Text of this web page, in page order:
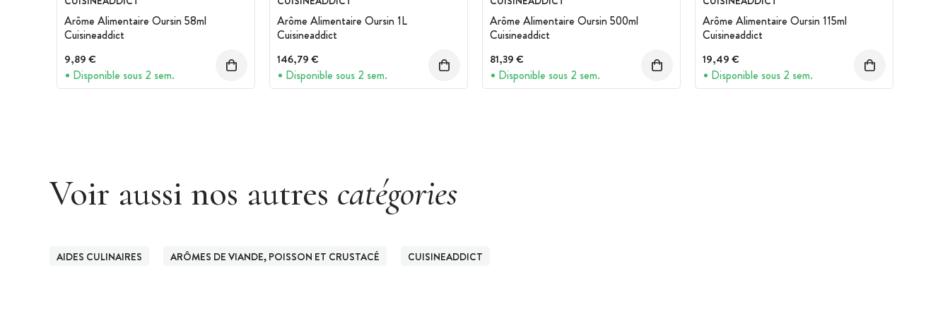
Arôme Alimentaire Oursin 58ml
Cuisineaddict
9,89 €
Disponible sous 2 sem.
Arôme Alimentaire Oursin 1L
Cuisineaddict
146,79 €
Disponible sous 2 sem.
Arôme Alimentaire Oursin 500ml
Cuisineaddict
81,39 €
Disponible sous 2 sem.
Arôme Alimentaire Oursin 115ml
Cuisineaddict
19,49 €
Disponible sous 2 sem.
Voir aussi nos autres catégories
AIDES CULINAIRES ARÔMES DE VIANDE, POISSON ET CRUSTACÉ CUISINEADDICT